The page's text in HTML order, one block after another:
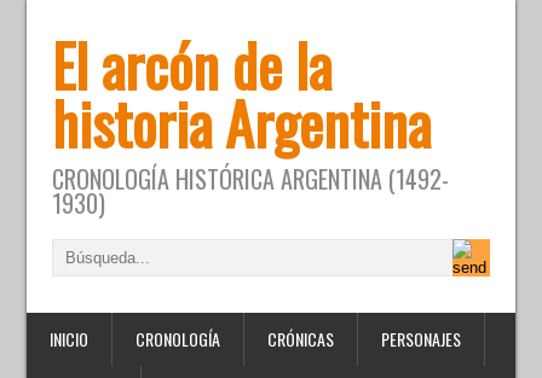
El arcón de la
historia Argentina
CRONOLOGÍA HISTÓRICA ARGENTINA (1492-
1930)
INICIO CRONOLOGÍA CRÓNICAS PERSONAJES